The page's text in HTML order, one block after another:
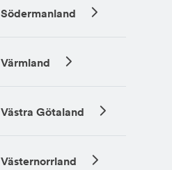
Södermanland
Värmland
Västra Götaland
Västernorrland